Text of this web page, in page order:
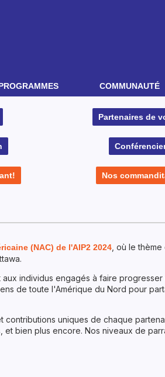
COMMUNAUTÉ
Partenaires de
Nos
(NAC) de l'AIP2 2024 , où le
individus engagés à faire
de toute l'Amérique du Nord pour
uniques de chaque
bien plus encore. Nos niveaux de